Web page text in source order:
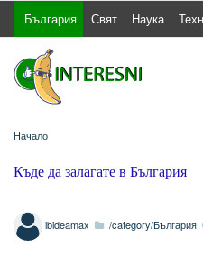
България Свят Наука
Начало
Къде да залагате в България
lbideamax /category/България